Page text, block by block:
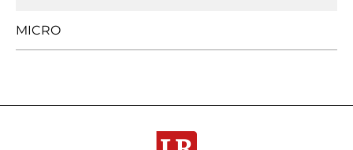
MICRO